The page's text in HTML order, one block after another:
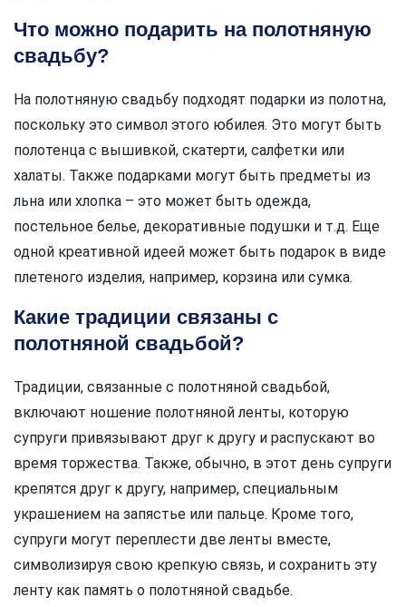
Что можно подарить на полотняную
свадьбу?
На полотняную свадьбу подходят подарки из полотна,
поскольку это символ этого юбилея. Это могут быть
полотенца с вышивкой, скатерти, салфетки или
халаты. Также подарками могут быть предметы из
льна или хлопка – это может быть одежда,
постельное белье, декоративные подушки и т.д. Еще
одной креативной идеей может быть подарок в виде
плетеного изделия, например, корзина или сумка.
Какие традиции связаны с
полотняной свадьбой?
Традиции, связанные с полотняной свадьбой,
включают ношение полотняной ленты, которую
супруги привязывают друг к другу и распускают во
время торжества. Также, обычно, в этот день супруги
крепятся друг к другу, например, специальным
украшением на запястье или пальце. Кроме того,
супруги могут переплести две ленты вместе,
символизируя свою крепкую связь, и сохранить эту
ленту как память о полотняной свадьбе.